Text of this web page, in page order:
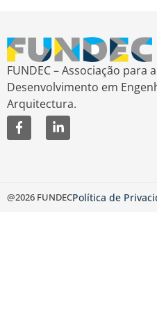
FUNDEC – Associação para
Desenvolvimento em
Arquitectura.
@2026 FUNDECPolítica de